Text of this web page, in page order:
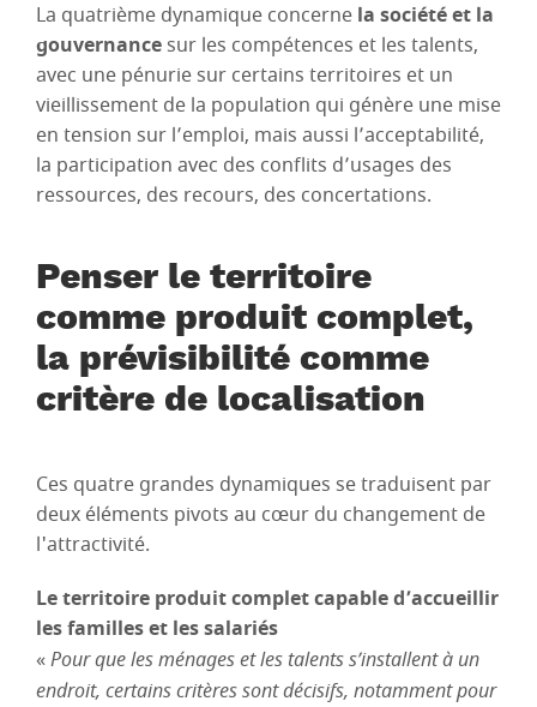
La quatrième dynamique concerne la société et la
gouvernance sur les compétences et les talents,
avec une pénurie sur certains territoires et un
vieillissement de la population qui génère une mise
en tension sur l’emploi, mais aussi l’acceptabilité,
la participation avec des conflits d’usages des
ressources, des recours, des concertations.
Penser le territoire
comme produit complet,
la prévisibilité comme
critère de localisation
Ces quatre grandes dynamiques se traduisent par
deux éléments pivots au cœur du changement de
l'attractivité.
Le territoire produit complet capable d’accueillir
les familles et les salariés
«Pour que les ménages et les talents s’installent à un
endroit, certains critères sont décisifs, notamment pour